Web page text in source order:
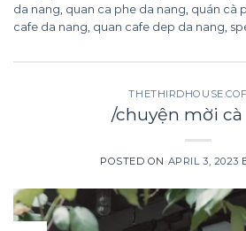
da nang, quan ca phe da nang, quán cà
cafe da nang, quan cafe dep da nang,
/chuyện mời
POSTED ON APRIL 3, 2023